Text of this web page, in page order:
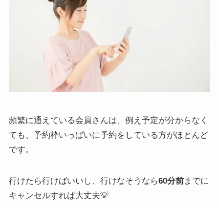
頻繁に通えている会員さんは、例え予定が分からなく
ても、予約枠いっぱいに予約をしている方がほとんど
です。
行けたら行けばいいし、行けなそうなら60分前までに
キャンセルすれば大丈夫💡